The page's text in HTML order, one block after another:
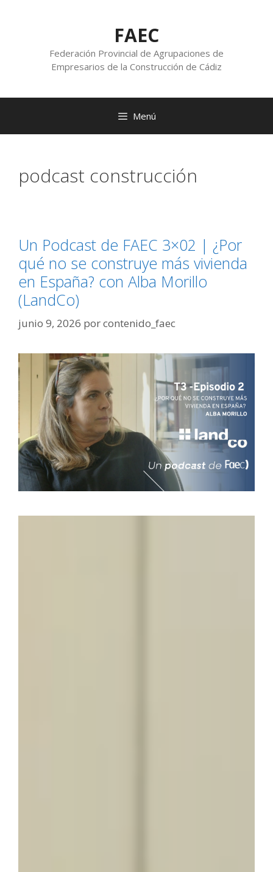
FAEC
Federación Provincial de Agrupaciones de
Empresarios de la Construcción de Cádiz
Menú
podcast construcción
Un Podcast de FAEC 3×02 | ¿Por
qué no se construye más vivienda
en España? con Alba Morillo
(LandCo)
junio 9, 2026 porcontenido_faec